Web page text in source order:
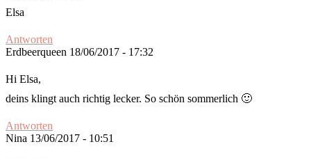
Elsa
Antworten
Erdbeerqueen 18/06/2017 - 17:32
Hi Elsa,
deins klingt auch richtig lecker. So schön sommerlich 🙂
Antworten
Nina 13/06/2017 - 10:51